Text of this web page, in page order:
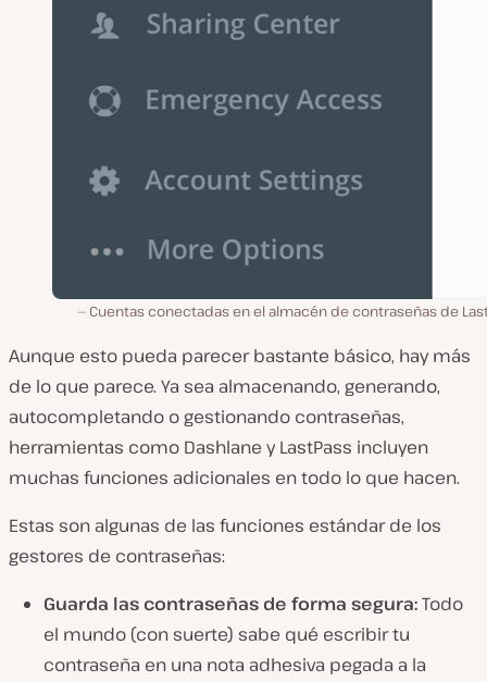
Cuentas conectadas en el almacén de contraseñas de
Aunque esto pueda parecer bastante básico, hay más
de lo que parece. Ya sea almacenando, generando,
autocompletando o gestionando contraseñas,
herramientas como Dashlane y LastPass incluyen
muchas funciones adicionales en todo lo que hacen.
Estas son algunas de las funciones estándar de los
gestores de contraseñas:
Guarda las contraseñas de forma segura:Todo
el mundo (con suerte) sabe qué escribir tu
contraseña en una nota adhesiva pegada a la